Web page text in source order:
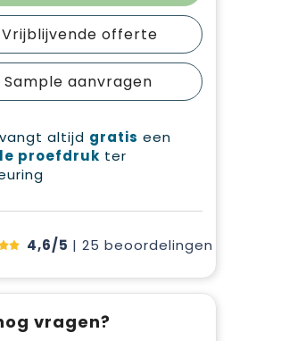
Vrijblijvende offerte
Sample aanvragen
altijd gratis een
proefdruk ter
4,6/5 | 25 beoordelingen
vragen?